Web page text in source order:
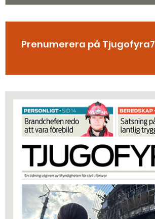
Prenumerera på Tjugofyra7